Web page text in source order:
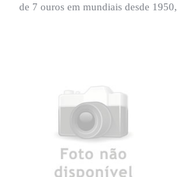
de 7 ouros em mundiais desde